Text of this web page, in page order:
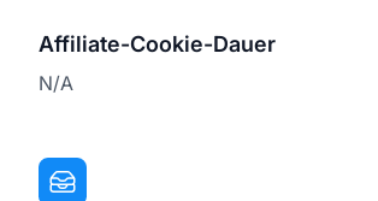
Affiliate-Cookie-Dauer
N/A